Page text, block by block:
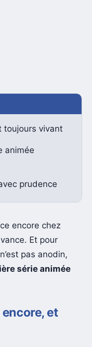
toujours vivant
animée
prudence
encore chez
Et pour
pas anodin,
série animée
et